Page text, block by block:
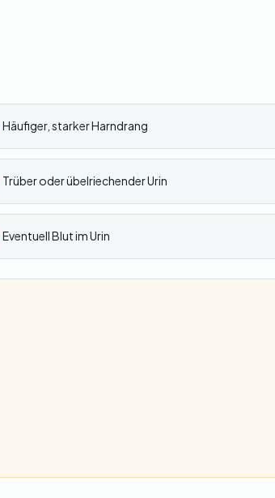
Häufiger, starker Harndrang
Trüber oder übelriechender Urin
Eventuell Blut im Urin